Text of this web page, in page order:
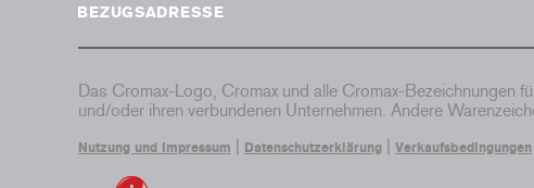
BEZUGSADRESSE
Das Cromax-Logo, Cromax und alle Cromax-Bezeichnungen
und/oder ihren verbundenen Unternehmen. Andere
Nutzung und Impressum Datenschutzerklärung Verkaufsbedingungen